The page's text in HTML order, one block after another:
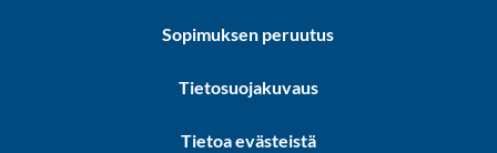
Sopimuksen peruutus
Tietosuojakuvaus
Tietoa evästeistä